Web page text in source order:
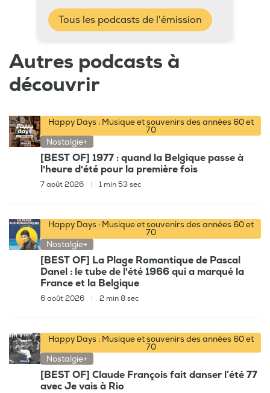
Tous les podcasts de l'émission
Autres podcasts à
découvrir
Happy Days : Musique et souvenirs des années 60 et
70
Nostalgie+
[BEST OF] 1977 : quand la Belgique passe à
l'heure d'été pour la première fois
7 août 2026 1 min 53 sec
Happy Days : Musique et souvenirs des années 60 et
70
Nostalgie+
[BEST OF] La Plage Romantique de Pascal
Danel : le tube de l'été 1966 qui a marqué la
France et la Belgique
6 août 2026 2 min 8 sec
Happy Days : Musique et souvenirs des années 60 et
70
Nostalgie+
[BEST OF] Claude François fait danser l’été 77
avec Je vais à Rio